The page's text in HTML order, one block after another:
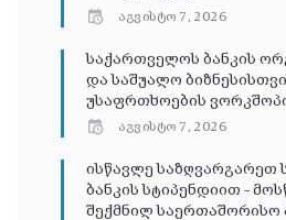
აგვისტო 7, 2026
საქართველოს ბანკის
და საშუალო
უსაფრთხოების
აგვისტო 7, 2026
ისწავლე საზღვარგარეთ
ბანკის სტიპენდიით –
შექმნილ საერთაშორისო